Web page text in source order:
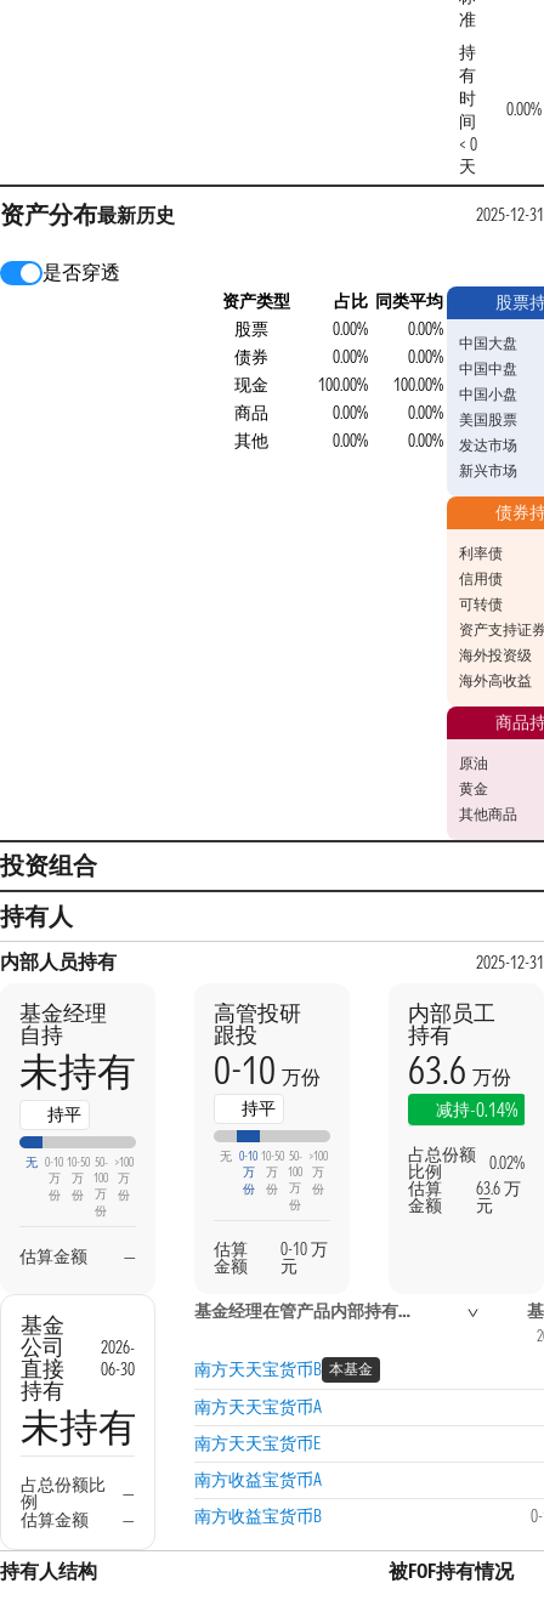
准
持
有
时
间
< 0
天
0.00%
资产分布最新历史 2025-12-31
是否穿透
资产类型 占比 同类平均
股票
0.00%
0.00%
债券
0.00%
0.00%
现金
100.00%
100.00%
商品
0.00%
0.00%
其他
0.00% 0.00%
股票
中国大盘
中国中盘
中国小盘
美国股票
发达市场
新兴市场
债券
利率债
信用债
可转债
资产支持证
海外投资级
海外高收益
商品
原油
黄金
其他商品
投资组合
持有人
内部人员持有 2025-12-31
基金经理
自持
未持有
持平
无 0-10
万
份
10-50
万
份
50-
100
万
份
>100
万
份
估算金额 —
高管投研
跟投
0-10 万份
持平
无 0-10
万
份
10-50
万
份
50-
100
万
份
>100
万
份
估算
金额
0-10 万
元
内部员工
持有
63.6 万份
减持-0.14%
占总份额
比例
0.02%
估算
金额
63.6 万
元
基金
公司
直接
持有
2026-
06-30
未持有
占总份额比
例
—
估算金额
—
基金经理在管产品内部持有信息
南方天天宝货币B 本基金
南方天天宝货币A
南方天天宝货币E
南方收益宝货币A
南方收益宝货币B
持有人结构 被FOF持有情况